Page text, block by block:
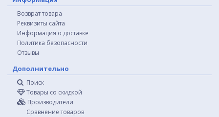
Возврат товара
Реквизиты сайта
Информация о доставке
Политика безопасности
Отзывы
Дополнительно
Поиск
Товары со скидкой
Производители
Сравнение товаров